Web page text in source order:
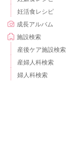
妊活食レシピ
成長アルバム
施設検索
産後ケア施設検索
産婦人科検索
婦人科検索